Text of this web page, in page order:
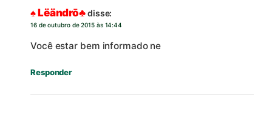
♠ Lëändrō♣disse:
16 de outubro de 2015 às 14:44
Você estar bem informado ne
Responder